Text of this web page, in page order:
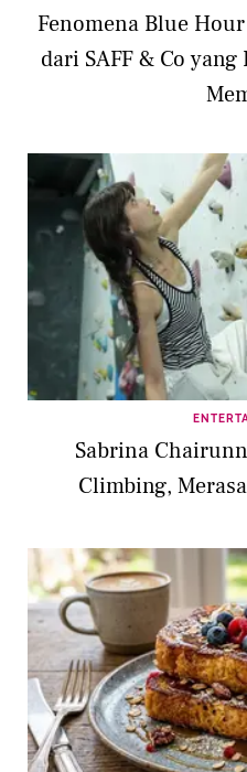
Fenomena Blue
dari SAFF & Co
Sabrina
Climbing,